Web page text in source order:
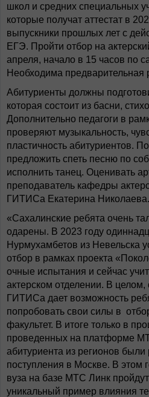
школ и средних специальных
которые получат аттестат в
выпускники прошлых лет с
ЕГЭ. Пройти отбор на
апреля, начало в 15 часов по
Необходима предварительная
Абитуриенты должны
которая состоит из басни,
Дополнительно педагоги в
проверяют музыкальность,
пластичность абитуриентов.
предложить спеть песню по
исполнить танец. Оценивать
преподаватель кафедры
ГИТИСа Екатерина Николаева.
«Сахалинские ребята очень
одарены. В 2023 году
Нурмухамбетов из Невельска
отбор в рамках проекта
очные испытания и сейчас
актерском отделении. В
ГИТИСа дает возможность
попробовать свои силы в
факультет. В итоге только в
проведенных на платформе
абитуриента из регионов
поступления в Москве. В этом
вуза на базе МТС Линк
уникальный пример влияния